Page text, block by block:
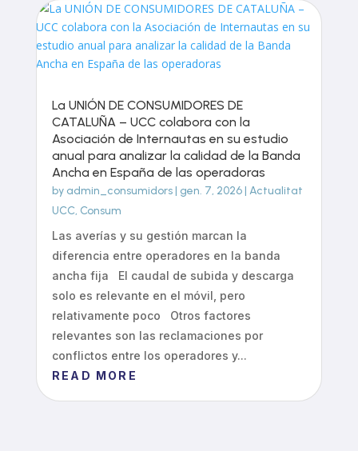
La UNIÓN DE CONSUMIDORES DE
CATALUÑA – UCC colabora con la
Asociación de Internautas en su estudio
anual para analizar la calidad de la Banda
Ancha en España de las operadoras
by admin_consumidors| gen. 7, 2026| Actualitat
UCC, Consum
Las averías y su gestión marcan la
diferencia entre operadores en la banda
ancha fija El caudal de subida y descarga
solo es relevante en el móvil, pero
relativamente poco Otros factores
relevantes son las reclamaciones por
conflictos entre los operadores y...
READ MORE